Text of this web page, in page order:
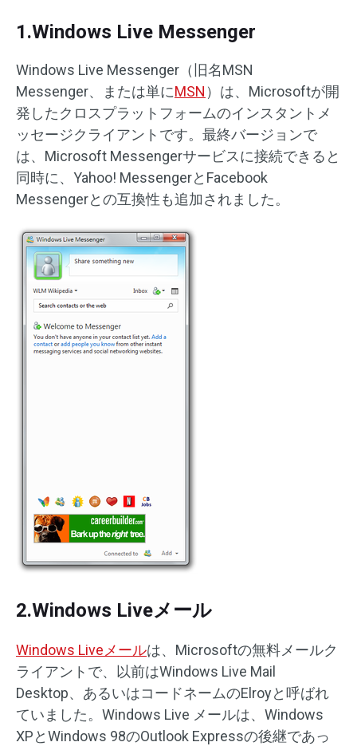
1.Windows Live Messenger
Windows Live Messenger（旧名MSN
Messenger、または単にMSN ）は、Microsoftが開
発したクロスプラットフォームのインスタントメ
ッセージクライアントです。最終バージョンで
は、Microsoft Messengerサービスに接続できると
同時に、Yahoo! MessengerとFacebook
Messengerとの互換性も追加されました。
2.Windows Liveメール
Windows Liveメールは、Microsoftの無料メールク
ライアントで、以前はWindows Live Mail
Desktop、あるいはコードネームのElroyと呼ばれ
ていました。Windows Live メールは、Windows
XPとWindows 98のOutlook Expressの後継であっ